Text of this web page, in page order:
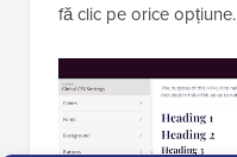
fă clic pe orice opțiune.